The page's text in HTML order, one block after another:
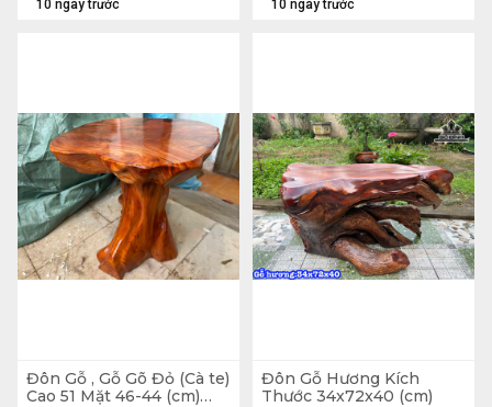
10 ngày trước 10 ngày trước
Đôn Gỗ , Gỗ Gõ Đỏ (Cà te)
Cao 51 Mặt 46-44 (cm)
Đôn Gỗ Hương Kích
Thước 34x72x40 (cm)